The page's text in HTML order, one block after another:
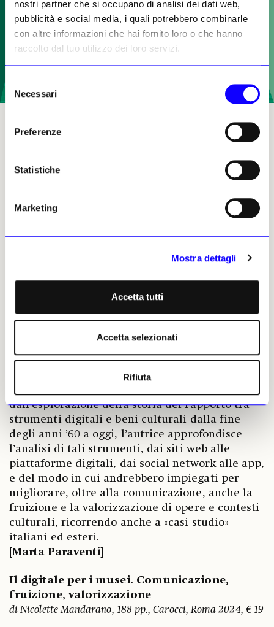
nostri partner che si occupano di analisi dei dati web,
pubblicità e social media, i quali potrebbero combinarle
con altre informazioni che hai fornito loro o che hanno
raccolto dal tuo utilizzo dei loro servizi.
Selezione
delNecessari
Preferenze
Statistiche
Marketing
Mostra dettagli
Accetta tutti
Accetta selezionati
Rifiuta
Accessibili e inclusivi se sono digitali
International approvata nel 2022, i musei
diffondere sapere, offrendo esperienze
Nello scenario digitale in cui il museo
contemporaneo si trova a operare, Nicolette
Mandarano con il suo testo Il digitale per i musei
possono essere utilizzati per comunicare alle
varie fasce di pubblico nuovi contenuti
dall’esplorazione della storia del rapporto tra
strumenti digitali e beni culturali dalla fine
degli anni ’60 a oggi, l’autrice approfondisce
l’analisi di tali strumenti, dai siti web alle
piattaforme digitali, dai social network alle app,
e del modo in cui andrebbero impiegati per
migliorare, oltre alla comunicazione, anche la
fruizione e la valorizzazione di opere e contesti
culturali, ricorrendo anche a «casi studio»
italiani ed esteri.
[Marta Paraventi]
Il digitale per i musei. Comunicazione,
fruizione, valorizzazione
di Nicolette Mandarano, 188 pp., Carocci, Roma 2024, € 19